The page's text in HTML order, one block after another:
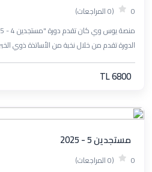
0 (0 المراجعات)
الأستاذ علاء، الأستاذ ناصيف، الأستاذ أحمد
TL 6800
مستجدين 5 - 2025
0 (0 المراجعات)